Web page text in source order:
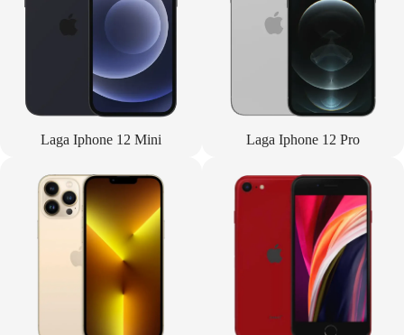
Laga Iphone 12 Mini Laga Iphone 12 Pro